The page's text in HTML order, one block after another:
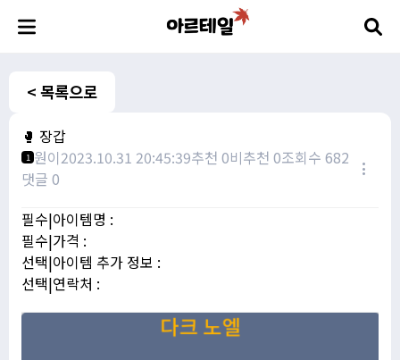
< 목록으로
🥊 장갑
1 원이2023.10.31 20:45:39추천 0비추천 0조회수 682
댓글 0
필수|아이템명 :
필수|가격 :
선택|아이템 추가 정보 :
선택|연락처 :